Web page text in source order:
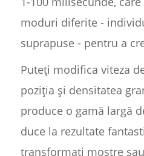
moduri diferite -
suprapuse - pentru a
Puteți modifica viteza
poziția și densitatea
produce o gamă largă
duce la rezultate
transformați mostre